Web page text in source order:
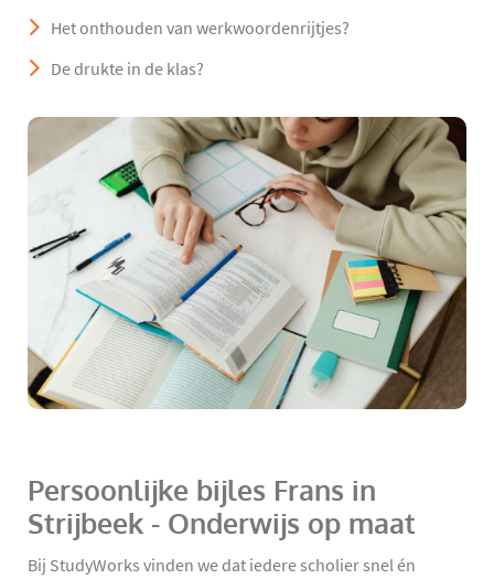
Het onthouden van werkwoordenrijtjes?
De drukte in de klas?
Persoonlijke bijles Frans in
Strijbeek - Onderwijs op maat
Bij StudyWorks vinden we dat iedere scholier snel én